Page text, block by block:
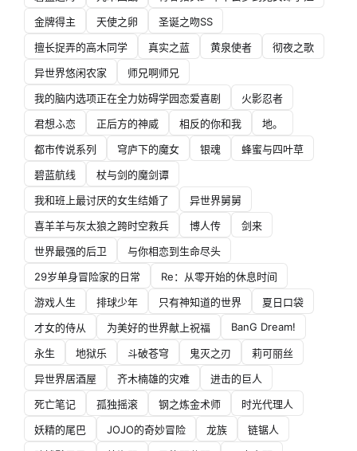
金牌得主
天使之卵
圣诞之吻SS
擅长捉弄的高木同学
真实之蓝 黄泉使者
彻夜之歌
异世界悠闲农家
师兄啊师兄
我的脑内选项正在全力妨碍学园恋爱喜剧
火影忍者
君想ふ恋
正后方的神威 相反的你和我
地。
都市传说系列
穹庐下的魔女 银魂
蜂蜜与四叶草
碧蓝航线
杖与剑的魔剑谭
我和班上最讨厌的女生结婚了
异世界舅舅
喜羊羊与灰太狼之跨时空救兵
博人传
剑来
世界最强的后卫
与你相恋到生命尽头
29岁单身冒险家的日常
Re：从零开始的休息时间
游戏人生
排球少年 只有神知道的世界
夏日口袋
才女的侍从
为美好的世界献上祝福 BanG Dream!
永生 地狱乐 斗破苍穹 鬼灭之刃
莉可丽丝
异世界居酒屋
齐木楠雄的灾难
进击的巨人
死亡笔记
孤独摇滚 钢之炼金术师
时光代理人
妖精的尾巴
JOJO的奇妙冒险 龙族
链锯人